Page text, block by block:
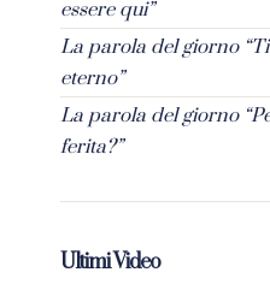
essere qui”
La parola del giorno
eterno”
La parola del giorno
ferita?”
Ultimi Video